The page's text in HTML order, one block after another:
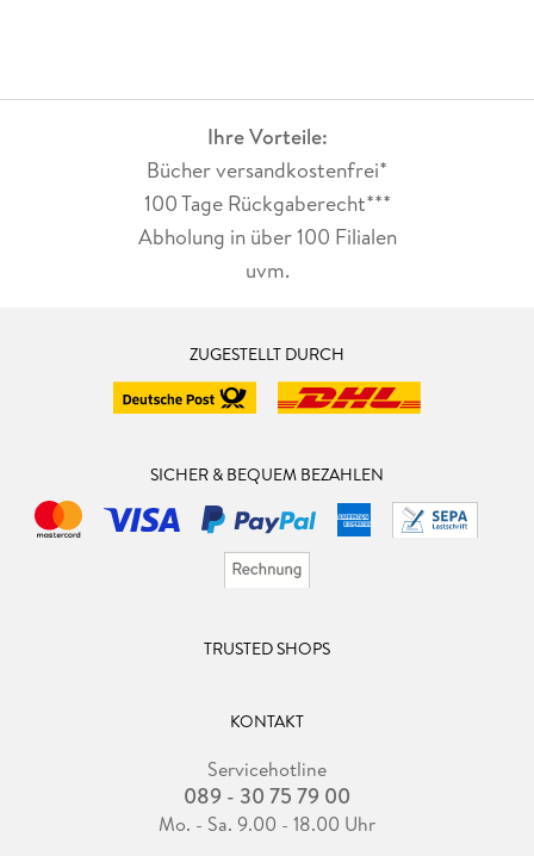
Ihre Vorteile:
Bücher versandkostenfrei*
100 Tage Rückgaberecht***
Abholung in über 100 Filialen
uvm.
ZUGESTELLT DURCH
SICHER & BEQUEM BEZAHLEN
TRUSTED SHOPS
KONTAKT
Servicehotline
089 - 30 75 79 00
Mo. - Sa. 9.00 - 18.00 Uhr